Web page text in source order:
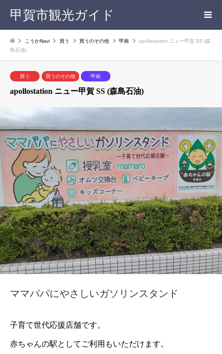
甲賀市観光ガイド
こうかNavi 買う 買うのその他 甲南
apollostation ニュー甲賀 SS (森
島石油)
買う 買うのその他 甲南
apollostation ニュー甲賀 SS (森島石油)
ママパパにやさしいガソリンスタンド
子育て世代応援店舗です。
赤ちゃんの駅としてご利用もいただけます。